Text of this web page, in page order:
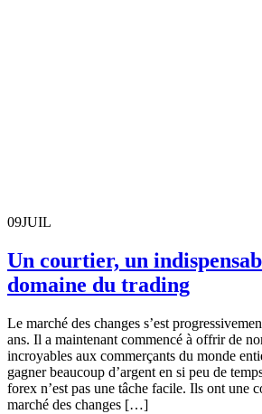
09JUIL
Un courtier, un
domaine du trading
Le marché des changes s’est
ans. Il a maintenant commencé à offrir de
incroyables aux commerçants du monde
gagner beaucoup d’argent en si peu de
forex n’est pas une tâche facile. Ils ont une
marché des changes […]